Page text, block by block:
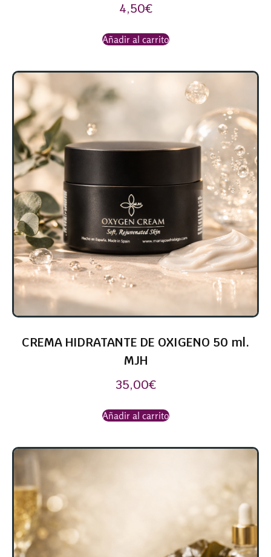
4,50€
Añadir al carrito
CREMA HIDRATANTE DE OXIGENO 50 ml.
MJH
35,00€
Añadir al carrito